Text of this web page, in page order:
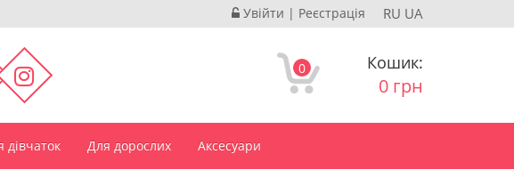
Увійти | Реєстрація RU UA
0 Кошик:
0 грн
дівчаток Для дорослих Аксесуари